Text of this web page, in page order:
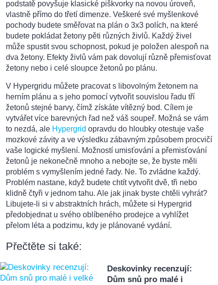
podstatě povyšuje klasické piškvorky na novou úroveň,
vlastně přímo do třetí dimenze. Veškeré své myšlenkové
pochody budete směřovat na plán o 3x3 polích, na které
budete pokládat žetony pěti různých živlů. Každý živel
může spustit svou schopnost, pokud je položen alespoň na
dva žetony. Efekty živlů vám pak dovolují různě přemisťovat
žetony nebo i celé sloupce žetonů po plánu.
V Hypergridu můžete pracovat s libovolným žetonem na
herním plánu a s jeho pomocí vytvořit souvislou řadu tří
žetonů stejné barvy, čímž získáte vítězný bod. Cílem je
vytvářet více barevných řad než váš soupeř. Možná se vám
to nezdá, ale Hypergrid opravdu do hloubky otestuje vaše
mozkové závity a ve výsledku zábavným způsobem procvičí
vaše logické myšlení. Možností umisťování a přemisťování
žetonů je nekonečně mnoho a nebojte se, že byste měli
problém s vymyšlením jedné řady. Ne. To zvládne každý.
Problém nastane, když budete chtít vytvořit dvě, tři nebo
klidně čtyři v jednom tahu. Ale jak jinak byste chtěli vyhrát?
Libujete-li si v abstraktních hrách, můžete si Hypergrid
předobjednat u svého oblíbeného prodejce a vyhlížet
přelom léta a podzimu, kdy je plánované vydání.
Přečtěte si také:
Deskovinky recenzují:
Dům snů pro malé i